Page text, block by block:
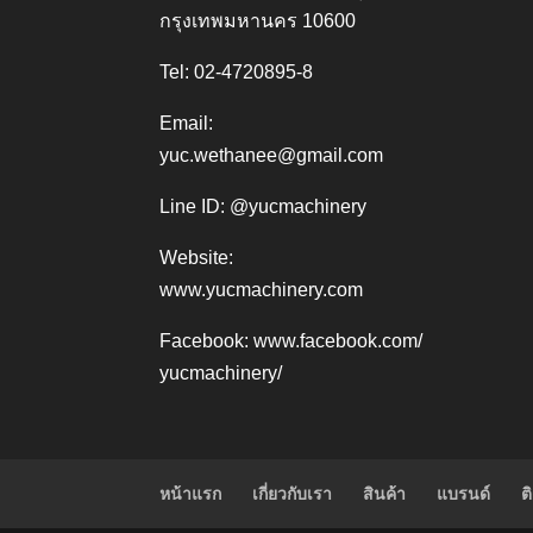
กรุงเทพมหานคร 10600
Tel: 02-4720895-8
Email:
yuc.wethanee@gmail.com
Line ID: @yucmachinery
Website:
www.yucmachinery.com
Facebook:www.facebook.com/
yucmachinery/
หน้าแรก เกี่ยวกับเรา สินค้า แบรนด์